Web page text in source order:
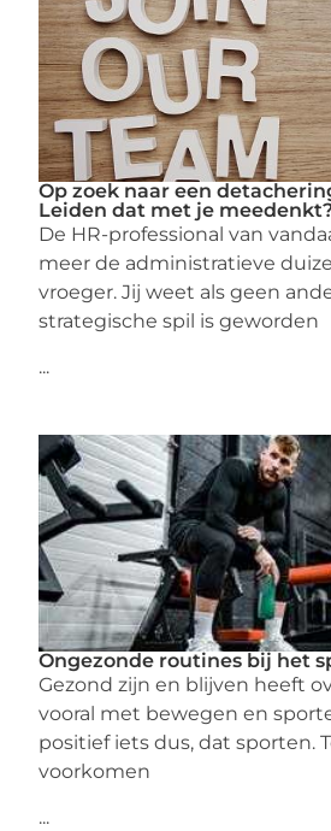
Op zoek naar een
Leiden dat met je
De HR-professional van
meer de administratieve
vroeger. Jij weet als geen
strategische spil is geworden
...
Ongezonde routines bij het
Gezond zijn en blijven heeft
vooral met bewegen en
positief iets dus, dat sporten.
voorkomen
...